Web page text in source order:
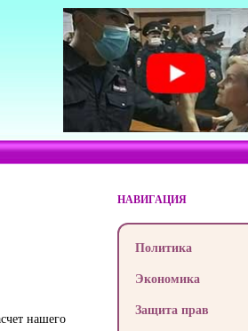
нашего
НАВИГАЦИЯ
Политика
Экономика
Защита прав